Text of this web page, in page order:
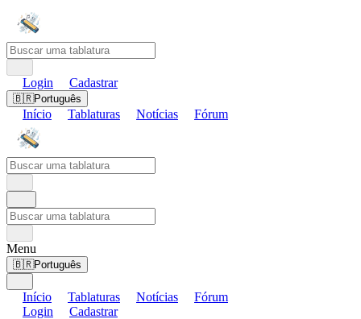
Login Cadastrar
🇧🇷Português
Início Tablaturas Notícias Fórum
Menu
🇧🇷Português
Início Tablaturas Notícias
Fórum
Login
Cadastrar